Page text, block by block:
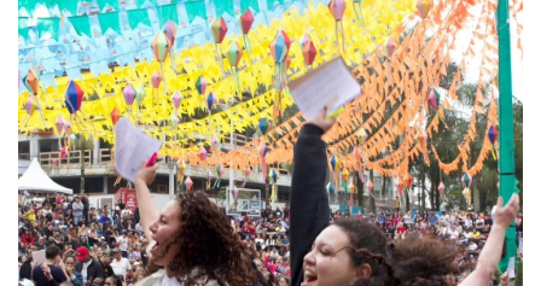
06/08/2026 | 07:00
Camboriú inicia obra que ampliará conexão entre vias e reforçará
mobilidade urbana
PORTO BELO